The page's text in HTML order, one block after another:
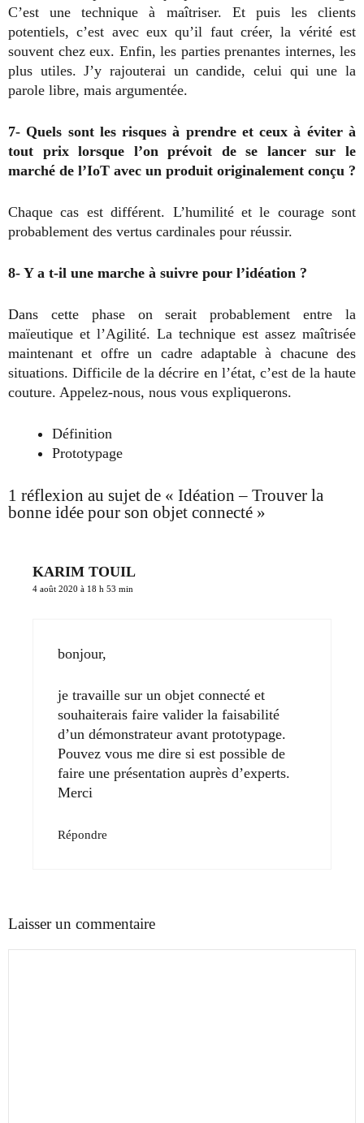
C’est une technique à maîtriser. Et puis les clients
potentiels, c’est avec eux qu’il faut créer, la vérité est
souvent chez eux. Enfin, les parties prenantes internes, les
plus utiles. J’y rajouterai un candide, celui qui une la
parole libre, mais argumentée.
7- Quels sont les risques à prendre et ceux à éviter à
tout prix lorsque l’on prévoit de se lancer sur le
marché de l’IoT avec un produit originalement conçu ?
Chaque cas est différent. L’humilité et le courage sont
probablement des vertus cardinales pour réussir.
8- Y a t-il une marche à suivre pour l’idéation ?
Dans cette phase on serait probablement entre la
maïeutique et l’Agilité. La technique est assez maîtrisée
maintenant et offre un cadre adaptable à chacune des
situations. Difficile de la décrire en l’état, c’est de la haute
couture. Appelez-nous, nous vous expliquerons.
Définition
Prototypage
1 réflexion au sujet de « Idéation – Trouver la
bonne idée pour son objet connecté »
KARIM TOUIL
4 août 2020 à 18 h 53 min
bonjour,
je travaille sur un objet connecté et
souhaiterais faire valider la faisabilité
d’un démonstrateur avant prototypage.
Pouvez vous me dire si est possible de
faire une présentation auprès d’experts.
Merci
Répondre
Laisser un commentaire